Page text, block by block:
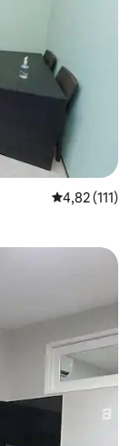
Priemerné
4,82 (111)